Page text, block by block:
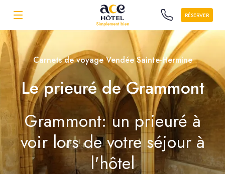
RÉSERVER
Carnets de voyage Vendée Sainte-Hermine
Le prieuré de Grammont
Grammont: un prieuré à
voir lors de votre séjour à
l'hôtel